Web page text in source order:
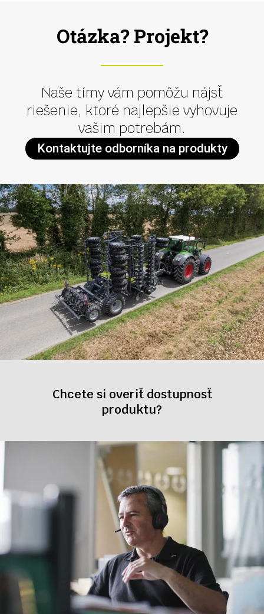
Otázka? Projekt?
Naše tímy vám pomôžu nájsť
riešenie, ktoré najlepšie vyhovuje
vašim potrebám.
Kontaktujte odborníka na produkty
Chcete si overiť dostupnosť
produktu?